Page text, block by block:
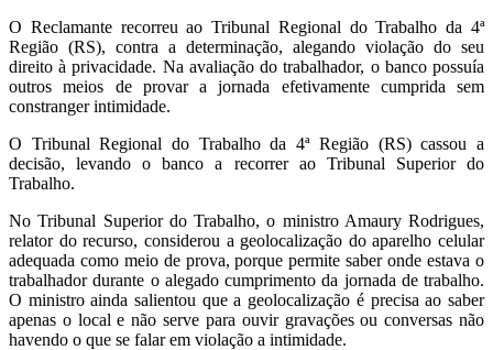
O Reclamante recorreu ao Tribunal Regional do Trabalho da 4ª
Região (RS), contra a determinação, alegando violação do seu
direito à privacidade. Na avaliação do trabalhador, o banco possuía
outros meios de provar a jornada efetivamente cumprida sem
constranger intimidade.
O Tribunal Regional do Trabalho da 4ª Região (RS) cassou a
decisão, levando o banco a recorrer ao Tribunal Superior do
Trabalho.
No Tribunal Superior do Trabalho, o ministro Amaury Rodrigues,
relator do recurso, considerou a geolocalização do aparelho celular
adequada como meio de prova, porque permite saber onde estava o
trabalhador durante o alegado cumprimento da jornada de trabalho.
O ministro ainda salientou que a geolocalização é precisa ao saber
apenas o local e não serve para ouvir gravações ou conversas não
havendo o que se falar em violação a intimidade.